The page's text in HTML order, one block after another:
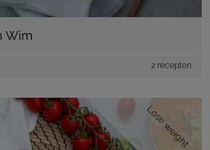
Wim
2 recepten
Lose weight